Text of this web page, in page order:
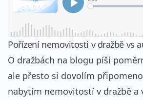
Pořízení nemovitosti v dražbě vs
O dražbách na blogu píši
ale přesto si dovolím
nabytím nemovitostí v dražbě a